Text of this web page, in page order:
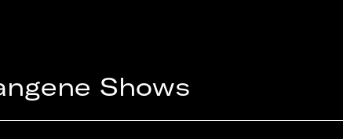
Shows